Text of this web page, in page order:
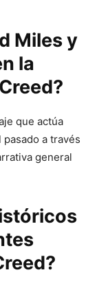
Miles y
la
que actúa
a través
general